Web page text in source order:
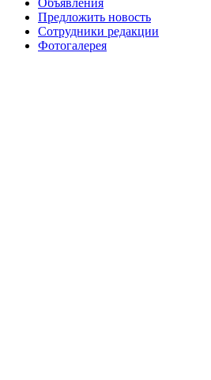
Предложить новость
Сотрудники редакции
Фотогалерея